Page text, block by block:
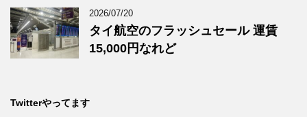
2026/07/20
タイ航空のフラッシュセール 運賃
15,000円なれど
Twitterやってます